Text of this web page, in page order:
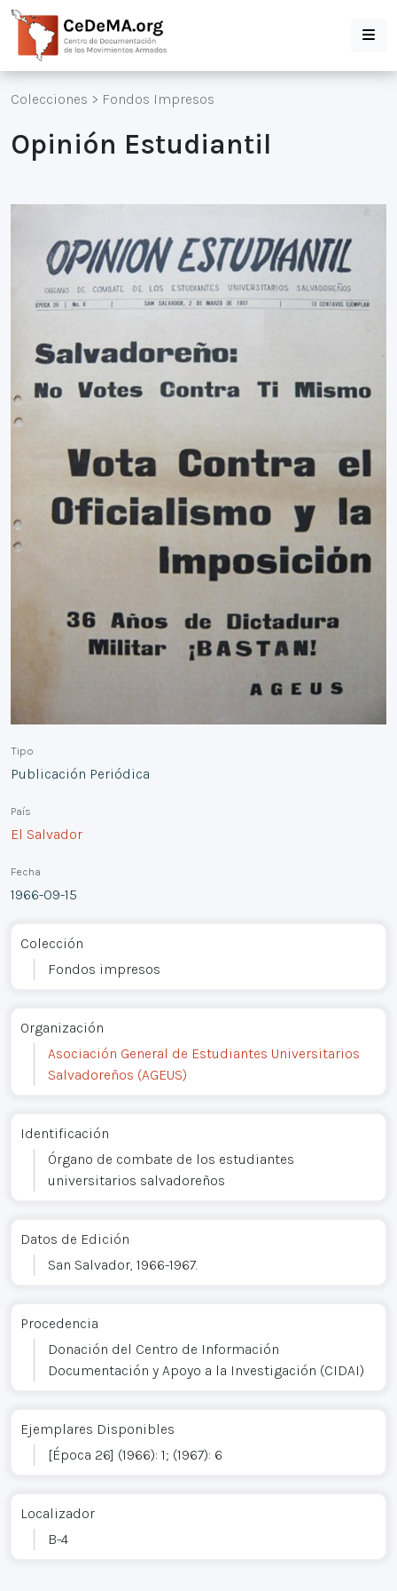
Colecciones > Fondos Impresos
Opinión Estudiantil
Tipo
Publicación Periódica
País
El Salvador
Fecha
1966-09-15
Colección
Fondos impresos
Organización
Asociación General de Estudiantes Universitarios
Salvadoreños (AGEUS)
Identificación
Órgano de combate de los estudiantes
universitarios salvadoreños
Datos de Edición
San Salvador, 1966-1967.
Procedencia
Donación del Centro de Información
Documentación y Apoyo a la Investigación (CIDAI)
Ejemplares Disponibles
[Época 26] (1966): 1; (1967): 6
Localizador
B-4